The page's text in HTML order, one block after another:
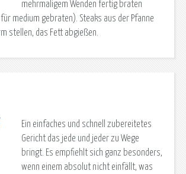
mehrmaligem Wenden fertig braten
medium gebraten). Steaks aus der Pfanne
stellen, das Fett abgießen.
Ein einfaches und schnell zubereitetes
Gericht das jede und jeder zu Wege
bringt. Es empfiehlt sich ganz besonders,
wenn einem absolut nicht einfällt, was